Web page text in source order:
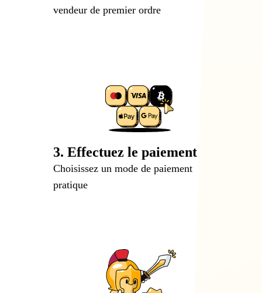
vendeur de premier ordre
3. Effectuez le paiement
Choisissez un mode de paiement
pratique